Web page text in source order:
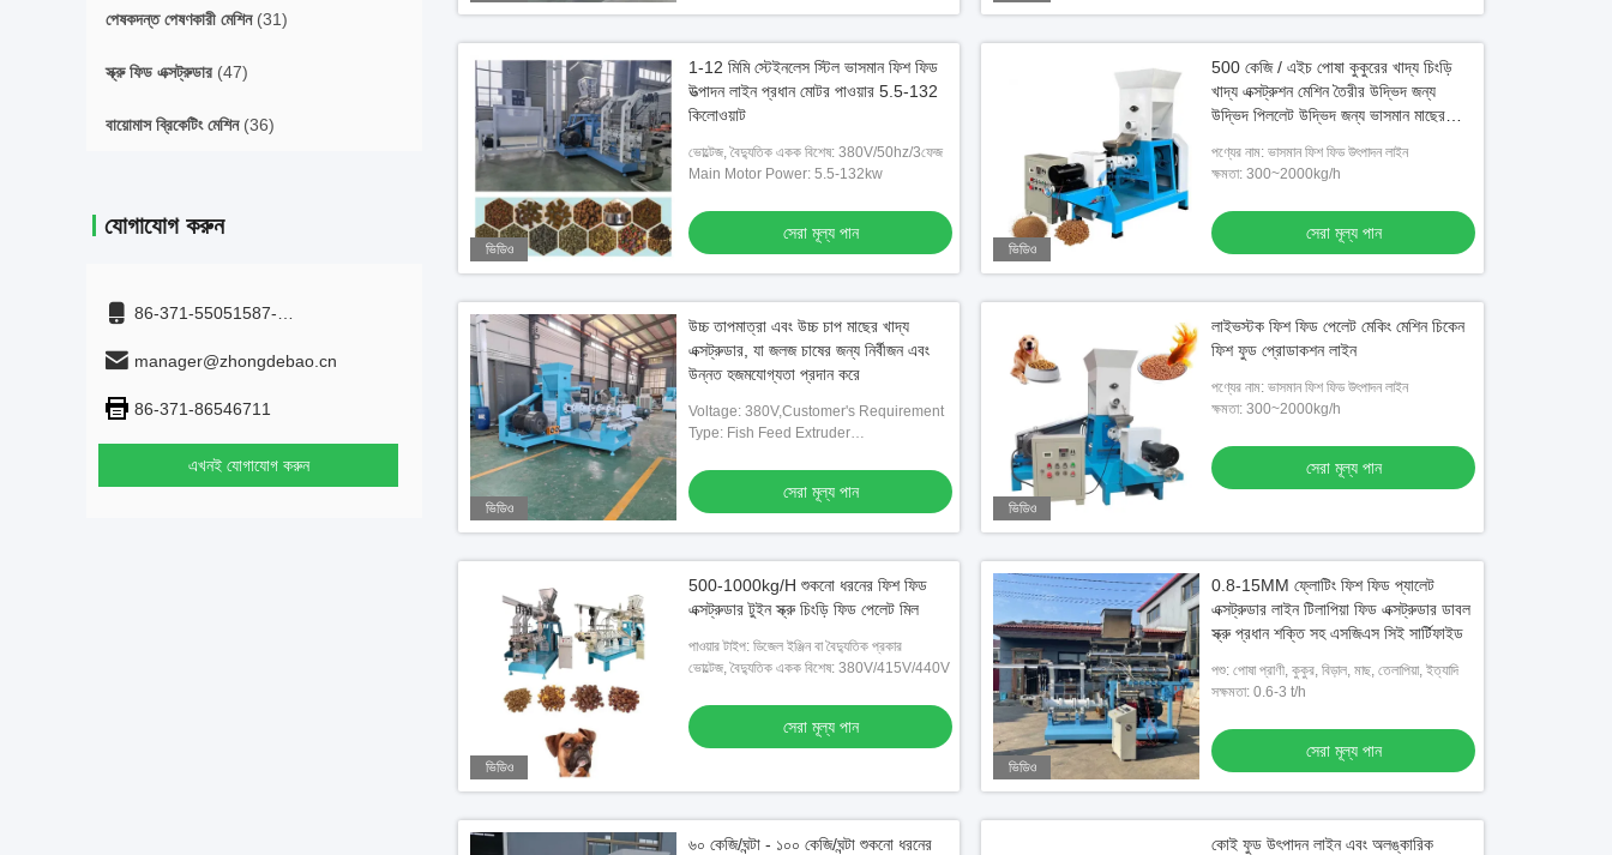
পেষকদন্ত পেষণকারী মেশিন(31)
স্ক্রু ফিড এক্সট্রুডার (47)
বায়োমাস ব্রিকেটিং মেশিন(36)
যোগাযোগ করুন
86-371-55051587-
manager@zhongdebao.cn
86-371-86546711
এখনই যোগাযোগ করুন
ভিডিও
1-12 মিমি স্টেইনলেস স্টিল ভাসমান ফিশ ফিড
উত্পাদন লাইন প্রধান মোটর পাওয়ার 5.5-132
কিলোওয়াট
ভোল্টেজ, বৈদ্যুতিক একক বিশেষ: 380V/50hz/3ফেজ
Main Motor Power: 5.5-132kw
সেরা মূল্য পান
ভিডিও
500 কেজি / এইচ পোষা কুকুরের খাদ্য চিংড়ি
খাদ্য এক্সট্রুশন মেশিন তৈরীর উদ্ভিদ জন্য
উদ্ভিদ পিললেট উদ্ভিদ জন্য ভাসমান মাছের
পণ্যের নাম: ভাসমান ফিশ ফিড উৎপাদন লাইন
ক্ষমতা: 300~2000kg/h
সেরা মূল্য পান
ভিডিও
উচ্চ তাপমাত্রা এবং উচ্চ চাপ মাছের খাদ্য
এক্সট্রুডার, যা জলজ চাষের জন্য নির্বীজন এবং
উন্নত হজমযোগ্যতা প্রদান করে
Voltage: 380V,Customer's Requirement
Type: Fish Feed Extruder
সেরা মূল্য পান
ভিডিও
লাইভস্টক ফিশ ফিড পেলেট মেকিং মেশিন চিকেন
ফিশ ফুড প্রোডাকশন লাইন
পণ্যের নাম: ভাসমান ফিশ ফিড উৎপাদন লাইন
ক্ষমতা: 300~2000kg/h
সেরা মূল্য পান
ভিডিও
500-1000kg/H শুকনো ধরনের ফিশ ফিড
এক্সট্রুডার টুইন স্ক্রু চিংড়ি ফিড পেলেট মিল
পাওয়ার টাইপ: ডিজেল ইঞ্জিন বা বৈদ্যুতিক প্রকার
ভোল্টেজ, বৈদ্যুতিক একক বিশেষ: 380V/415V/440V
সেরা মূল্য পান
ভিডিও
0.8-15MM ফ্লোটিং ফিশ ফিড প্যালেট
এক্সট্রুডার লাইন টিলাপিয়া ফিড এক্সট্রুডার ডাবল
স্ক্রু প্রধান শক্তি সহ এসজিএস সিই সার্টিফাইড
পশু: পোষা প্রাণী, কুকুর, বিড়াল, মাছ, তেলাপিয়া, ইত্যাদি
সক্ষমতা: 0.6-3 t/h
সেরা মূল্য পান
৬০ কেজি/ঘন্টা - ১০০ কেজি/ঘন্টা শুকনো ধরনের
কোই ফুড উৎপাদন লাইন এবং অলঙ্কারিক